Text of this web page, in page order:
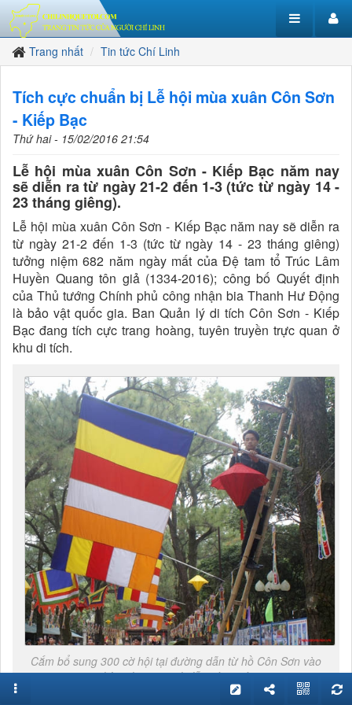
Trang nhất Tin tức Chí Linh
Tích cực chuẩn bị Lễ hội mùa xuân Côn Sơn
- Kiếp Bạc
Thứ hai - 15/02/2016 21:54
Lễ hội mùa xuân Côn Sơn - Kiếp Bạc năm nay
sẽ diễn ra từ ngày 21-2 đến 1-3 (tức từ ngày 14 -
23 tháng giêng).
Lễ hội mùa xuân Côn Sơn - Kiếp Bạc năm nay sẽ diễn ra
từ ngày 21-2 đến 1-3 (tức từ ngày 14 - 23 tháng giêng)
tưởng niệm 682 năm ngày mất của Đệ tam tổ Trúc Lâm
Huyền Quang tôn giả (1334-2016); công bố Quyết định
của Thủ tướng Chính phủ công nhận bia Thanh Hư Động
là bảo vật quốc gia. Ban Quản lý di tích Côn Sơn - Kiếp
Bạc đang tích cực trang hoàng, tuyên truyền trực quan ở
khu di tích.
Cắm bổ sung 300 cờ hội tại đường dẫn từ hồ Côn Sơn vào
chùa phục vụ nghi lễ rước nước